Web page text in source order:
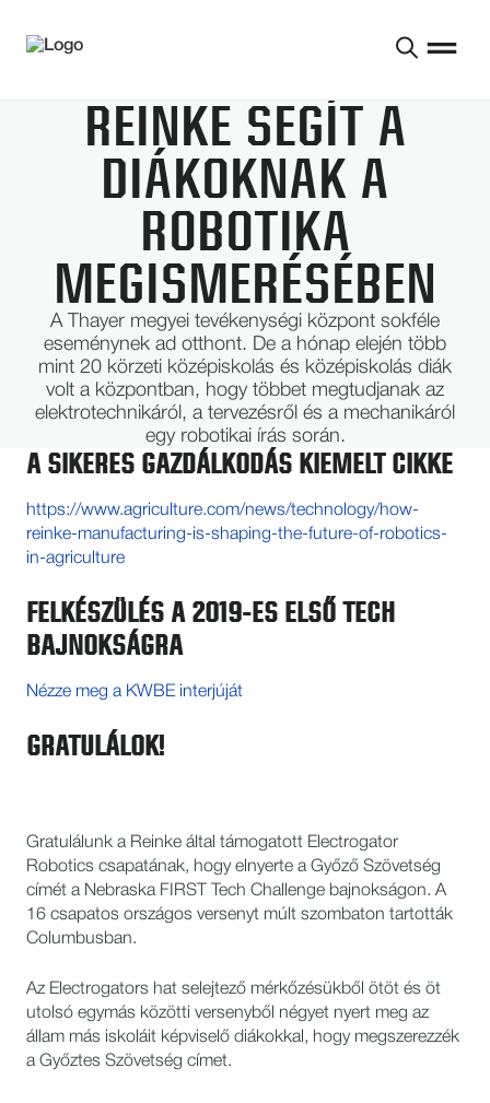
REINKE SEGÍT A
DIÁKOKNAK A
ROBOTIKA
MEGISMERÉSÉBEN
A Thayer megyei tevékenységi központ sokféle
eseménynek ad otthont. De a hónap elején több
mint 20 körzeti középiskolás és középiskolás diák
volt a központban, hogy többet megtudjanak az
elektrotechnikáról, a tervezésről és a mechanikáról
egy robotikai írás során.
A SIKERES GAZDÁLKODÁS KIEMELT CIKKE
https://www.agriculture.com/news/technology/how-
reinke-manufacturing-is-shaping-the-future-of-robotics-
in-agriculture
FELKÉSZÜLÉS A 2019-ES ELSŐ TECH
BAJNOKSÁGRA
Nézze meg a KWBE interjúját
GRATULÁLOK!
Gratulálunk a Reinke által támogatott Electrogator
Robotics csapatának, hogy elnyerte a Győző Szövetség
címét a Nebraska FIRST Tech Challenge bajnokságon. A
16 csapatos országos versenyt múlt szombaton tartották
Columbusban.
Az Electrogators hat selejtező mérkőzésükből ötöt és öt
utolsó egymás közötti versenyből négyet nyert meg az
állam más iskoláit képviselő diákokkal, hogy megszerezzék
a Győztes Szövetség címet.